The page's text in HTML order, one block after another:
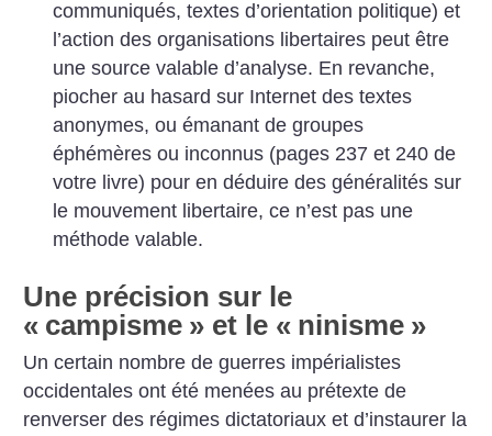
communiqués, textes d’orientation politique) et
l’action des organisations libertaires peut être
une source valable d’analyse. En revanche,
piocher au hasard sur Internet des textes
anonymes, ou émanant de groupes
éphémères ou inconnus (pages 237 et 240 de
votre livre) pour en déduire des généralités sur
le mouvement libertaire, ce n’est pas une
méthode valable.
Une précision sur le
« campisme » et le « ninisme »
Un certain nombre de guerres impérialistes
occidentales ont été menées au prétexte de
renverser des régimes dictatoriaux et d’instaurer la